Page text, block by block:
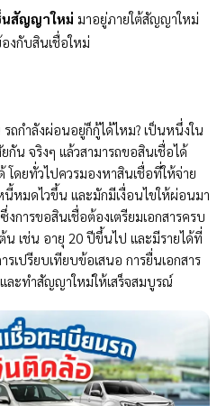
นสัญญาใหม่ มาอยู่ภายใต้สัญญาใหม่
องกับสินเชื่อใหม่
ถกำลังผ่อนอยู่ก็กู้ได้ไหม? เป็นหนึ่งใน
น จริงๆ แล้วสามารถขอสินเชื่อได้
ดยทั่วไปควรมองหาสินเชื่อที่ให้จ่าย
หมดไวขึ้น และมักมีเงื่อนไขให้ผ่อนมา
ารขอสินเชื่อต้องเตรียมเอกสารครบ
เช่น อายุ 20 ปีขึ้นไป และมีรายได้ที่
เปรียบเทียบข้อเสนอ การยื่นเอกสาร
ะทำสัญญาใหม่ให้เสร็จสมบูรณ์